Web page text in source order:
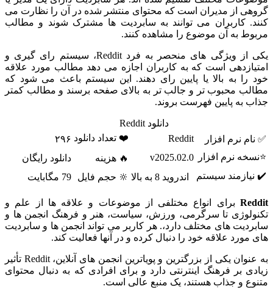
گروهی از مدیران است که محتوای منتشر شده در آن را نظارت می
کنند. کاربران می توانند به سابردیت ها مشترک شوند و مطالب
مربوط به آن موضوع را مشاهده کنند.
یکی از ویژگی های منحصر به فرد Reddit، سیستم رای گیری و
امتیازدهی است که به کاربران اجازه می دهد مطالب مورد علاقه
خود را به بالا یا پایین رای دهند. این سیستم باعث می شود که
مطالب محبوب تر و جالب تر به بالای صفحه برسند و مطالب کمتر
جذاب به پایین فهرست بروند.
دانلود Reddit
✅ نام نرم افزار
Reddit ❤️ تعداد دانلود ۲۹۶
⭐نسخه نرم افزار
v2025.02.0 🔥 هزینه
دانلود رایگان
✔️ نیازمند سیستم
اندروید 8 به بالا 🔆 حجم فایل 79 مگابایت
Reddit برای انواع مختلفی از موضوعات و علاقه ها از علم و
تکنولوژی تا سرگرمی، ورزش، سیاست، هنر و فرهنگ انجمن ها و
سابردیت های مختلف دارد،. هر کاربر می تواند انجمن ها و سابردیت
های مورد علاقه خود را دنبال کرده و در آنها فعالیت کند.
به عنوان یکی از بزرگترین و پویاترین انجمن های آنلاین، Reddit تأثیر
زیادی بر فرهنگ اینترنتی دارد و برای افرادی که به دنبال محتوای
متنوع و جذاب هستند، یک منبع عالی است.